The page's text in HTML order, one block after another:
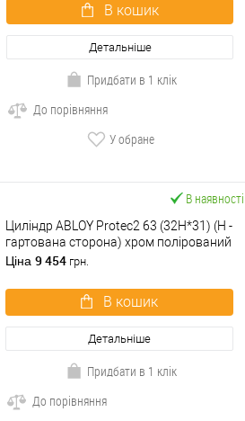
В кошик
Детальніше
Придбати в 1 клік
До порівняння
У обране
В наявності
Циліндр ABLOY Protec2 63 (32H*31) (H -
гартована сторона) хром полірований
Ціна 9 454 грн.
В кошик
Детальніше
Придбати в 1 клік
До порівняння